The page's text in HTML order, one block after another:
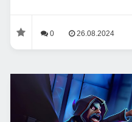
0 26.08.2024